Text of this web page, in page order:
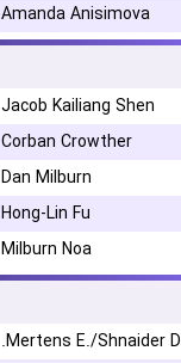
Amanda Anisimova
Jacob Kailiang Shen
Corban Crowther
Dan Milburn
Hong-Lin Fu
Milburn Noa
Mertens E./Shnaider D.